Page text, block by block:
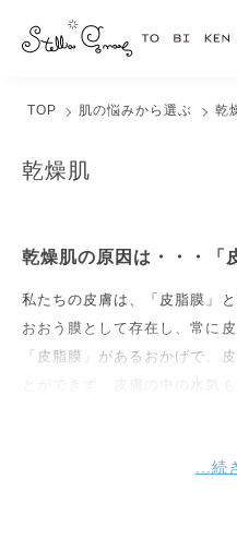
TOP 肌の悩みから選ぶ 乾
乾燥肌
乾燥肌の原因は・・・「
私たちの皮膚は、「皮脂膜」
おおう膜として存在し、常に
「皮脂膜」があるおかげで、
ぼ同じです！「差」がでるの